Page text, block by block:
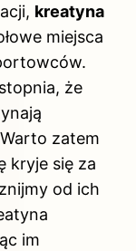
kreatyna
miejsca
że
zatem
kryje się za
od ich
im